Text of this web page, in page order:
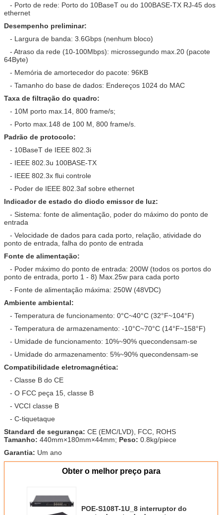
- Porto de rede: Porto do 10BaseT ou do 100BASE-TX RJ-45 dos
ethernet
Desempenho preliminar:
- Largura de banda: 3.6Gbps (nenhum bloco)
- Atraso da rede (10-100Mbps): microssegundo max.20 (pacote
64Byte)
- Memória de amortecedor do pacote: 96KB
- Tamanho do base de dados: Endereços 1024 do MAC
Taxa de filtração do quadro:
- 10M porto max.14, 800 frame/s;
- Porto max.148 de 100 M, 800 frame/s.
Padrão de protocolo:
- 10BaseT de IEEE 802.3i
- IEEE 802.3u 100BASE-TX
- IEEE 802.3x flui controle
- Poder de IEEE 802.3af sobre ethernet
Indicador de estado do diodo emissor de luz:
- Sistema: fonte de alimentação, poder do máximo do ponto de
entrada
- Velocidade de dados para cada porto, relação, atividade do
ponto de entrada, falha do ponto de entrada
Fonte de alimentação:
- Poder máximo do ponto de entrada: 200W (todos os portos do
ponto de entrada, porto 1 - 8) Max.25w para cada porto
- Fonte de alimentação máxima: 250W (48VDC)
Ambiente ambiental:
- Temperatura de funcionamento: 0°C~40°C (32°F~104°F)
- Temperatura de armazenamento: -10°C~70°C (14°F~158°F)
- Umidade de funcionamento: 10%~90% quecondensam-se
- Umidade do armazenamento: 5%~90% quecondensam-se
Compatibilidade eletromagnética:
- Classe B do CE
- O FCC peça 15, classe B
- VCCI classe B
- C-tiquetaque
Standard de segurança: CE (EMC/LVD), FCC, ROHS
Tamanho: 440mm×180mm×44mm; Peso: 0.8kg/piece
Garantia: Um ano
Obter o melhor preço para
POE-S108T-1U_8 interruptor do